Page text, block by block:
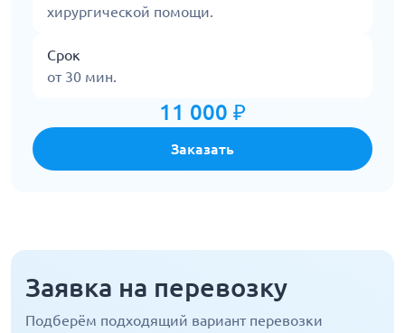
хирургической помощи.
Срок
от 30 мин.
11 000 ₽
Заказать
Заявка на перевозку
Подберём подходящий вариант перевозки